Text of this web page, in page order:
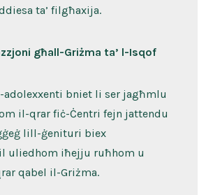
ta’ filgħaxija.
għall-Griżma ta’ l-Isqof
bniet li ser jagħmlu
il-qrar fiċ-Ċentri fejn jattendu
lill-ġenituri biex
uliedhom iħejju ruħhom u
qabel il-Griżma.